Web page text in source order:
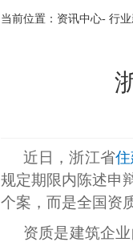
当前位置：资讯中心- 行业
近日，浙江省
规定期限内陈述申
个案，而是全国资
资质是建筑企